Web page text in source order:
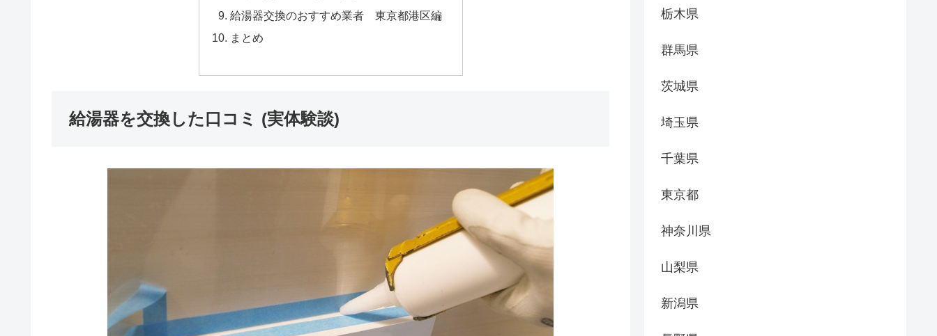
給湯器交換のおすすめ業者 東京都港区編
まとめ
給湯器を交換した口コミ (実体験談)
栃木県
群馬県
茨城県
埼玉県
千葉県
東京都
神奈川県
山梨県
新潟県